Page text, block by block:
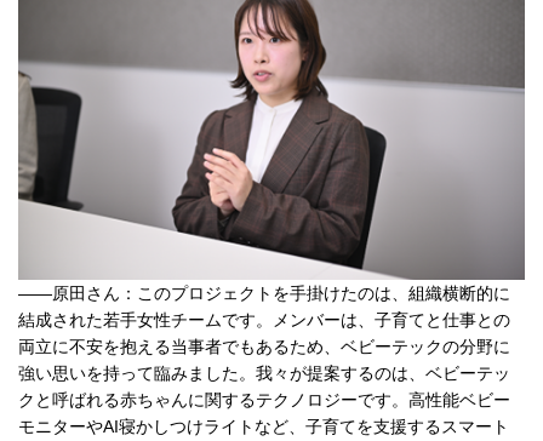
――原田さん：このプロジェクトを手掛けたのは、組織横断的に
結成された若手女性チームです。メンバーは、子育てと仕事との
両立に不安を抱える当事者でもあるため、ベビーテックの分野に
強い思いを持って臨みました。我々が提案するのは、ベビーテッ
クと呼ばれる赤ちゃんに関するテクノロジーです。高性能ベビー
モニターやAI寝かしつけライトなど、子育てを支援するスマート